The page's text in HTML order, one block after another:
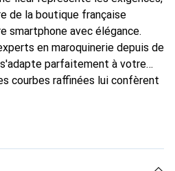
de la boutique française
smartphone avec élégance.
en maroquinerie depuis de
parfaitement à votre
courbes raffinées lui confèrent
smartphone. Reconnaître
sûr pour une clientèle